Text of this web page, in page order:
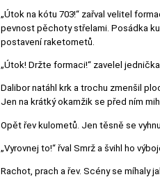
„Útok na kótu 703!“ zařval velitel
pevnost pěchoty střelami. Posádka
postavení raketometů.
„Útok! Držte formaci!“ zavelel
Dalibor natáhl krk a trochu zmenšil
Jen na krátký okamžik se před ním
Opět řev kulometů. Jen těsně se
„Vyrovnej to!“ řval Smrž a švihl ho
Rachot, prach a řev. Scény se míhaly